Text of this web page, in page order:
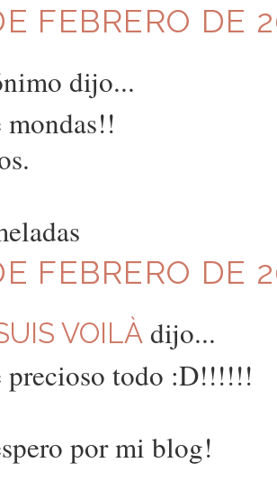
FEBRERO DE
dijo...
mondas!!
FEBRERO DE
VOILÀdijo...
precioso todo :D!!!!!!
por mi blog!